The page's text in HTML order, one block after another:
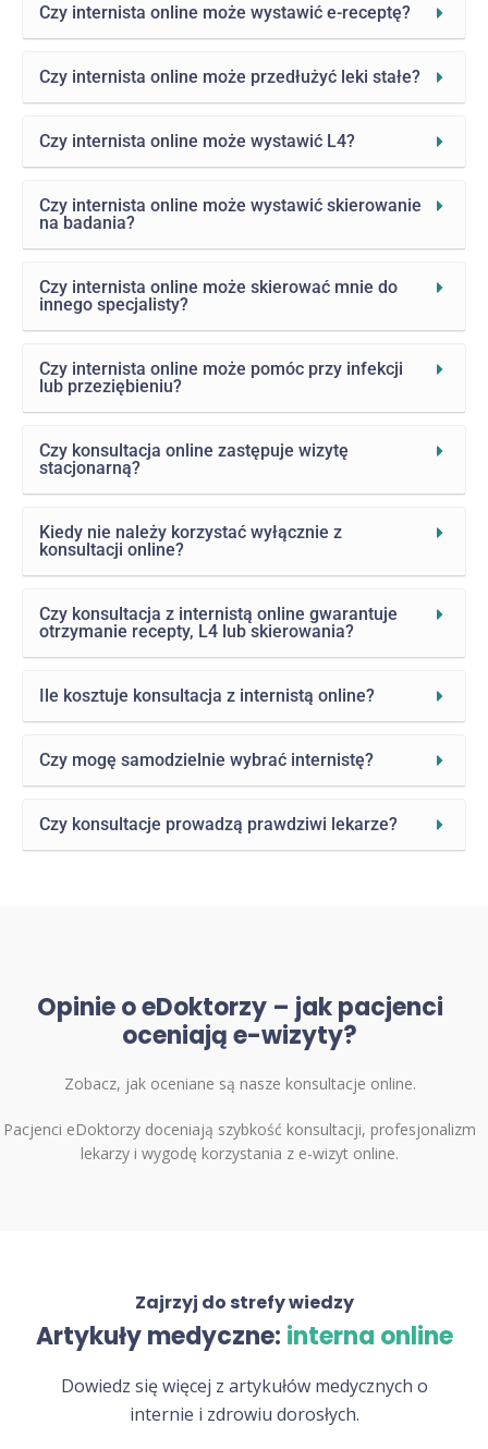
Czy internista online może wystawić e-receptę?
Czy internista online może przedłużyć leki stałe?
Czy internista online może wystawić L4?
Czy internista online może wystawić skierowanie
na badania?
Czy internista online może skierować mnie do
innego specjalisty?
Czy internista online może pomóc przy infekcji
lub przeziębieniu?
Czy konsultacja online zastępuje wizytę
stacjonarną?
Kiedy nie należy korzystać wyłącznie z
konsultacji online?
Czy konsultacja z internistą online gwarantuje
otrzymanie recepty, L4 lub skierowania?
Ile kosztuje konsultacja z internistą online?
Czy mogę samodzielnie wybrać internistę?
Czy konsultacje prowadzą prawdziwi lekarze?
Opinie o eDoktorzy – jak pacjenci
oceniają e-wizyty?
Zobacz, jak oceniane są nasze konsultacje online.
Pacjenci eDoktorzy doceniają szybkość konsultacji, profesjonalizm
lekarzy i wygodę korzystania z e-wizyt online.
Zajrzyj do strefy wiedzy
Artykuły medyczne: interna online
Dowiedz się więcej z artykułów medycznych o
internie i zdrowiu dorosłych.